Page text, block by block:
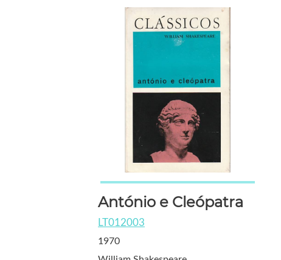
António e Cleópatra
LT012003
1970